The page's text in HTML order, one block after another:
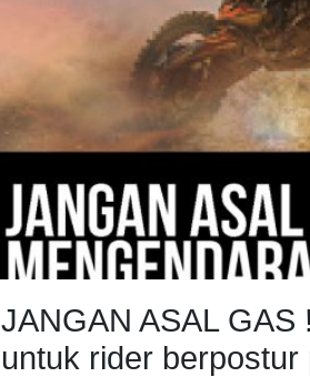
JANGAN ASAL
untuk rider